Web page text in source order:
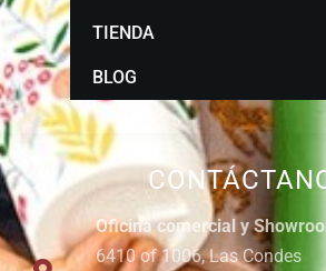
Oficina comercial y
6410 of 1006, Las Condes
TIENDA
BLOG